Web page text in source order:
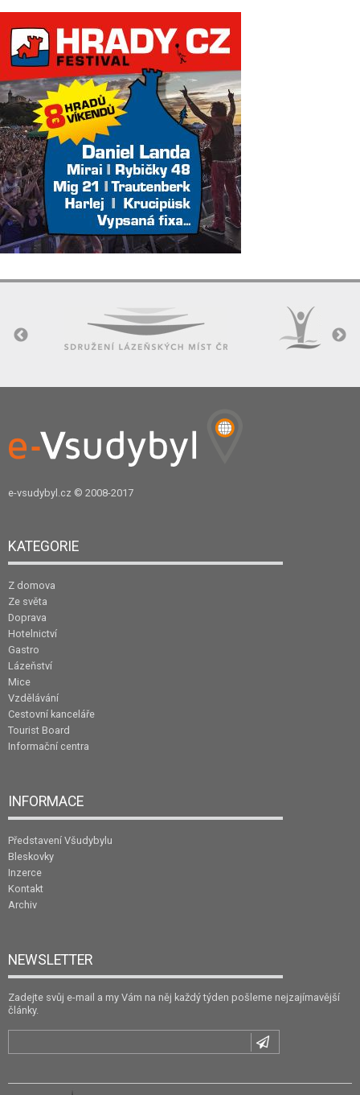
e-vsudybyl.cz © 2008-2017
KATEGORIE
Z domova
Ze světa
Doprava
Hotelnictví
Gastro
Lázeňství
Mice
Vzdělávání
Cestovní kanceláře
Tourist Board
Informační centra
INFORMACE
Představení Všudybylu
Bleskovky
Inzerce
Kontakt
Archiv
NEWSLETTER
Zadejte svůj e-mail a my Vám na něj každý týden pošleme nejzajímavější
články.